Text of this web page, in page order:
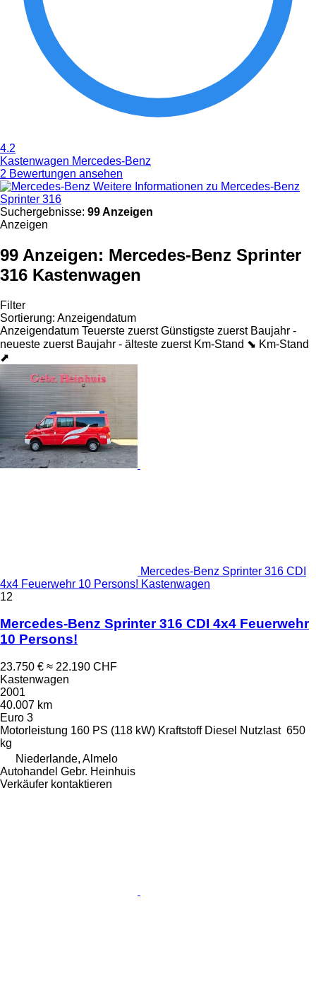
4.2
Kastenwagen Mercedes-Benz
2 Bewertungen ansehen
Weitere Informationen zu Mercedes-Benz
Sprinter 316
Suchergebnisse: 99 Anzeigen
Anzeigen
99 Anzeigen: Mercedes-Benz Sprinter
316 Kastenwagen
Filter
Sortierung: Anzeigendatum
Anzeigendatum Teuerste zuerst Günstigste zuerst Baujahr -
neueste zuerst Baujahr - älteste zuerst Km-Stand ⬊ Km-Stand
⬈
Mercedes-Benz Sprinter 316 CDI
4x4 Feuerwehr 10 Persons! Kastenwagen
12
Mercedes-Benz Sprinter 316 CDI 4x4 Feuerwehr
10 Persons!
23.750 € ≈ 22.190 CHF
Kastenwagen
2001
40.007 km
Euro 3
Motorleistung 160 PS (118 kW) Kraftstoff Diesel Nutzlast 650
kg
Niederlande, Almelo
Autohandel Gebr. Heinhuis
Verkäufer kontaktieren